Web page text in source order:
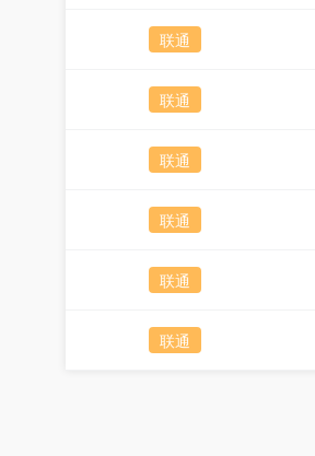
联通
联通
联通
联通
联通
联通